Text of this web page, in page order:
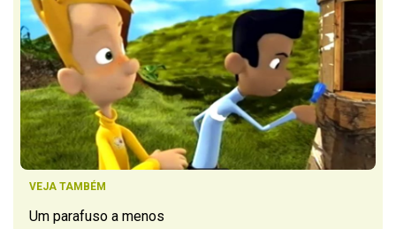
VEJA TAMBÉM
Um parafuso a menos